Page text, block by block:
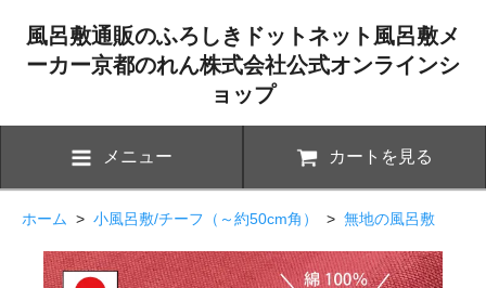
風呂敷通販のふろしきドットネット風呂敷メ
ーカー京都のれん株式会社公式オンラインシ
ョップ
メニュー カートを見る
ホーム > 小風呂敷/チーフ（～約50cm角） > 無地の風呂敷